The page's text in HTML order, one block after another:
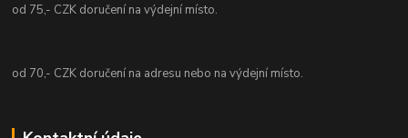
od 75,- CZK doručení na výdejní místo.
od 70,- CZK doručení na adresu nebo na výdejní místo.